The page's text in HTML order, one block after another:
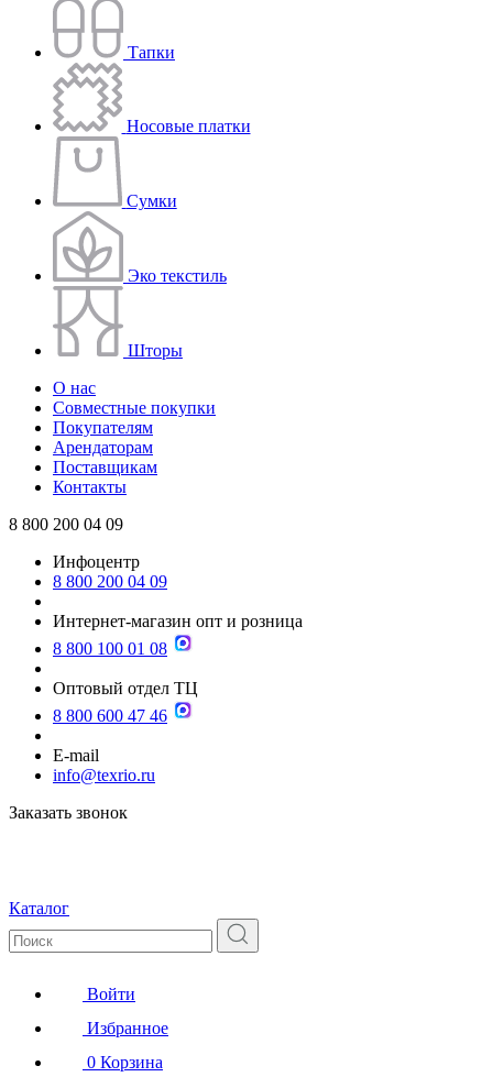
Тапки
Носовые платки
Сумки
Эко текстиль
Шторы
О нас
Совместные покупки
Покупателям
Арендаторам
Поставщикам
Контакты
8 800 200 04 09
Инфоцентр
8 800 200 04 09
Интернет-магазин опт и розница
8 800 100 01 08
Оптовый отдел ТЦ
8 800 600 47 46
E-mail
info@texrio.ru
Заказать звонок
Каталог
Войти
Избранное
0 Корзина